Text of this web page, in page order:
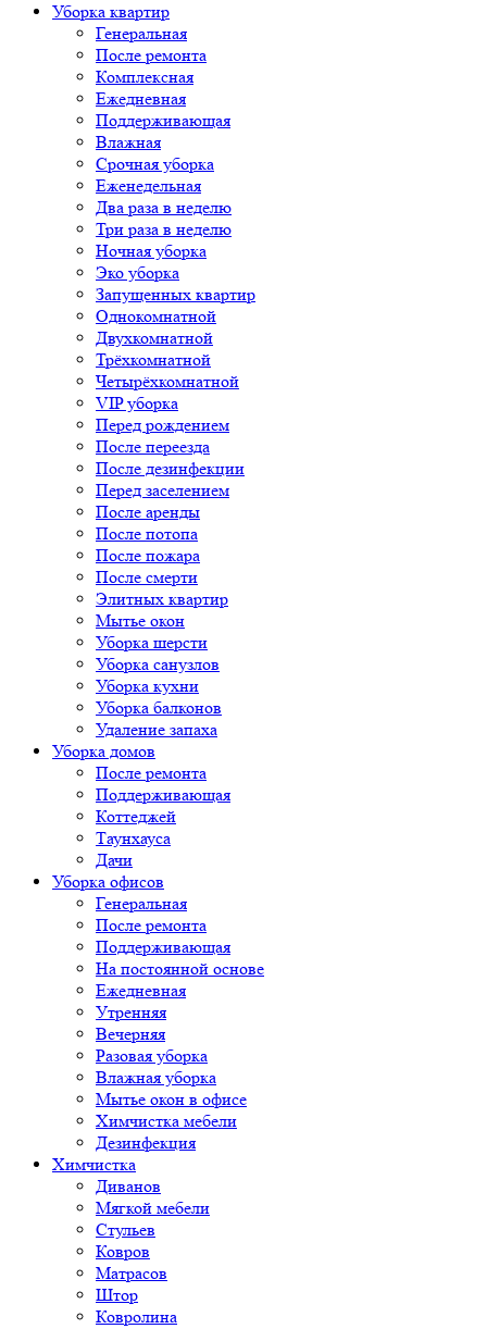
Уборка квартир
Генеральная
После ремонта
Комплексная
Ежедневная
Поддерживающая
Влажная
Срочная уборка
Еженедельная
Два раза в неделю
Три раза в неделю
Ночная уборка
Эко уборка
Запущенных квартир
Однокомнатной
Двухкомнатной
Трёхкомнатной
Четырёхкомнатной
VIP уборка
Перед рождением
После переезда
После дезинфекции
Перед заселением
После аренды
После потопа
После пожара
После смерти
Элитных квартир
Мытье окон
Уборка шерсти
Уборка санузлов
Уборка кухни
Уборка балконов
Удаление запаха
Уборка домов
После ремонта
Поддерживающая
Коттеджей
Таунхауса
Дачи
Уборка офисов
Генеральная
После ремонта
Поддерживающая
На постоянной основе
Ежедневная
Утренняя
Вечерняя
Разовая уборка
Влажная уборка
Мытье окон в офисе
Химчистка мебели
Дезинфекция
Химчистка
Диванов
Мягкой мебели
Стульев
Ковров
Матрасов
Штор
Ковролина